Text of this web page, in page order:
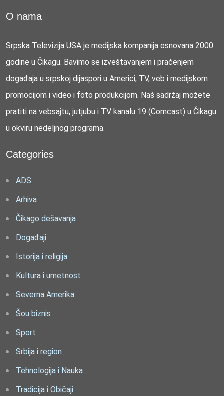
O nama
Srpska Televizija USA je medijska kompanija osnovana 2000
godine u Čikagu. Bavimo se izveštavanjem i praćenjem
događaja u srpskoj dijaspori u Americi, TV, veb i medijskom
promocijom i video i foto produkcijom. Naš sadržaj možete
pratiti na vebsajtu, jutjubu i TV kanalu 19 (Comcast) u Čikagu
u okviru nedeljnog programa.
Categories
ADS
Arhiva
Čikago dešavanja
Događaji
Istorija i religija
Kultura i umetnost
Severna Amerika
Šou biznis
Sport
Srbija i region
Tehnologija i Nauka
Tradicija i Običaji